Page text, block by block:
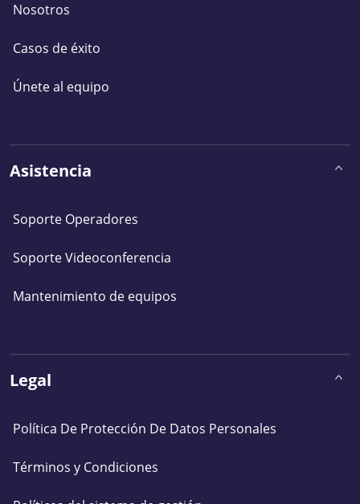
Nosotros
Casos de éxito
Únete al equipo
Asistencia
Soporte Operadores
Soporte Videoconferencia
Mantenimiento de equipos
Legal
Política De Protección De Datos Personales
Términos y Condiciones